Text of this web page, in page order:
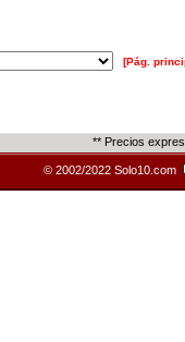
[Pág.
** Precios
© 2002/2022 Solo10.com